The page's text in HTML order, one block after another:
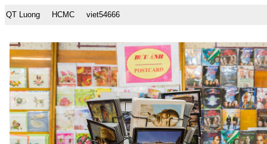
QT Luong HCMC viet54666